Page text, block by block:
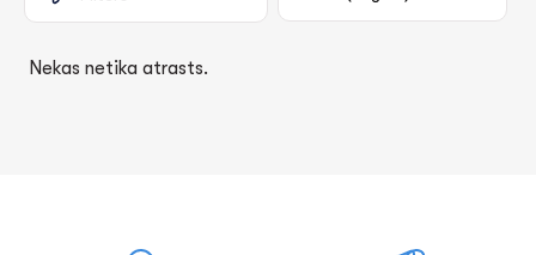
Nekas netika atrasts.